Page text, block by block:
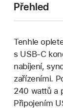
Přehled
Tenhle
s USB‑C
nabíjení,
zařízeními.
240 wattů a
Připojením